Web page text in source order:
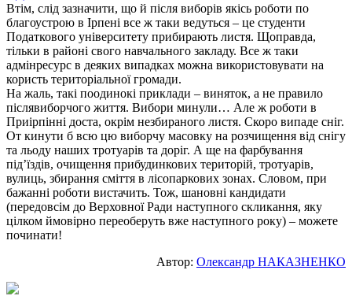
Втім, слід зазначити, що й після виборів якісь роботи по
благоустрою в Ірпені все ж таки ведуться – це студенти
Податкового університету прибирають листя. Щоправда,
тільки в районі свого навчального закладу. Все ж таки
адмінресурс в деяких випадках можна використовувати на
користь територіальної громади.
На жаль, такі поодинокі приклади – виняток, а не правило
післявиборчого життя. Вибори минули… Але ж роботи в
Приірпінні доста, окрім незбираного листя. Скоро випаде сніг.
От кинути б всю цю виборчу масовку на розчищення від снігу
та льоду наших тротуарів та доріг. А ще на фарбування
під’їздів, очищення прибудинкових територій, тротуарів,
вулиць, збирання сміття в лісопаркових зонах. Словом, при
бажанні роботи вистачить. Тож, шановні кандидати
(передовсім до Верховної Ради наступного скликання, яку
цілком ймовірно переоберуть вже наступного року) – можете
починати!
Автор: Олександр НАКАЗНЕНКО